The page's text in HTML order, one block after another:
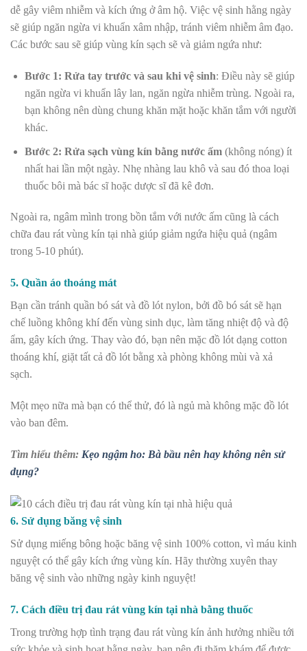
dễ gây viêm nhiễm và kích ứng ở âm hộ. Việc vệ sinh hằng ngày
sẽ giúp ngăn ngừa vi khuẩn xâm nhập, tránh viêm nhiễm âm đạo.
Các bước sau sẽ giúp vùng kín sạch sẽ và giảm ngứa như:
Bước 1: Rửa tay trước và sau khi vệ sinh: Điều này sẽ giúp
ngăn ngừa vi khuẩn lây lan, ngăn ngừa nhiễm trùng. Ngoài ra,
bạn không nên dùng chung khăn mặt hoặc khăn tắm với người
khác.
Bước 2: Rửa sạch vùng kín bằng nước ấm(không nóng) ít
nhất hai lần một ngày. Nhẹ nhàng lau khô và sau đó thoa loại
thuốc bôi mà bác sĩ hoặc dược sĩ đã kê đơn.
Ngoài ra, ngâm mình trong bồn tắm với nước ấm cũng là cách
chữa đau rát vùng kín tại nhà giúp giảm ngứa hiệu quả (ngâm
trong 5-10 phút).
5. Quần áo thoáng mát
Bạn cần tránh quần bó sát và đồ lót nylon, bởi đồ bó sát sẽ hạn
chế luồng không khí đến vùng sinh dục, làm tăng nhiệt độ và độ
ẩm, gây kích ứng. Thay vào đó, bạn nên mặc đồ lót dạng cotton
thoáng khí, giặt tất cả đồ lót bằng xà phòng không mùi và xả
sạch.
Một mẹo nữa mà bạn có thể thử, đó là ngủ mà không mặc đồ lót
vào ban đêm.
Tìm hiểu thêm: Kẹo ngậm ho: Bà bầu nên hay không nên sử
dụng?
6. Sử dụng băng vệ sinh
Sử dụng miếng bông hoặc băng vệ sinh 100% cotton, vì máu kinh
nguyệt có thể gây kích ứng vùng kín. Hãy thường xuyên thay
băng vệ sinh vào những ngày kinh nguyệt!
7. Cách điều trị đau rát vùng kín tại nhà bằng thuốc
Trong trường hợp tình trạng đau rát vùng kín ảnh hưởng nhiều tới